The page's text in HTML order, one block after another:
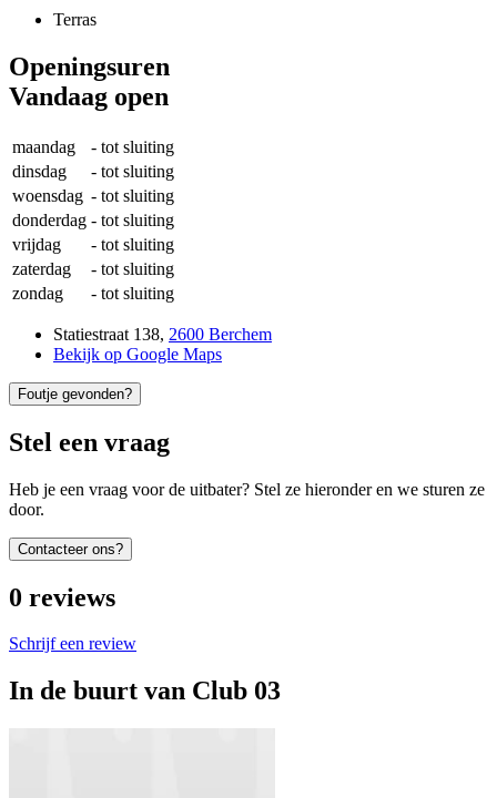
Terras
Openingsuren
Vandaag open
maandag - tot sluiting
dinsdag
- tot sluiting
woensdag - tot sluiting
donderdag - tot sluiting
vrijdag
- tot sluiting
zaterdag
- tot sluiting
zondag
- tot sluiting
Statiestraat 138, 2600 Berchem
Bekijk op Google Maps
Foutje gevonden?
Stel een vraag
Heb je een vraag voor de uitbater? Stel ze hieronder en we sturen ze
door.
Contacteer ons?
0 reviews
Schrijf een review
In de buurt van Club 03